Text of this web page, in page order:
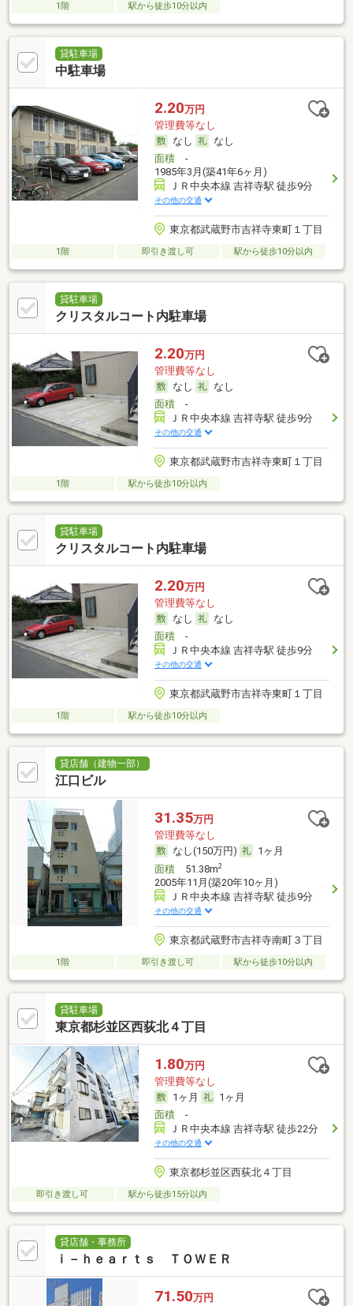
1階 駅から徒歩10分以内
貸駐車場
中駐車場
2.20万円
管理費等なし
なし
なし
面積-
1985年3月(築41年6ヶ月)
ＪＲ中央本線 吉祥寺駅 徒歩9分
その他の交通
東京都武蔵野市吉祥寺東町１丁目
1階 即引き渡し可 駅から徒歩10分以内
貸駐車場
クリスタルコート内駐車場
2.20万円
管理費等なし
なし
なし
面積-
ＪＲ中央本線 吉祥寺駅 徒歩9分
その他の交通
東京都武蔵野市吉祥寺東町１丁目
1階 駅から徒歩10分以内
貸駐車場
クリスタルコート内駐車場
2.20万円
管理費等なし
なし
なし
面積-
ＪＲ中央本線 吉祥寺駅 徒歩9分
その他の交通
東京都武蔵野市吉祥寺東町１丁目
1階 駅から徒歩10分以内
貸店舗（建物一部）
江口ビル
31.35万円
管理費等なし
なし(150万円)
1ヶ月
面積51.38m2
2005年11月(築20年10ヶ月)
ＪＲ中央本線 吉祥寺駅 徒歩9分
その他の交通
東京都武蔵野市吉祥寺南町３丁目
1階 即引き渡し可 駅から徒歩10分以内
貸駐車場
東京都杉並区西荻北４丁目
1.80万円
管理費等なし
1ヶ月
1ヶ月
面積-
ＪＲ中央本線 吉祥寺駅 徒歩22分
その他の交通
東京都杉並区西荻北４丁目
即引き渡し可 駅から徒歩15分以内
貸店舗・事務所
ｉ－ｈｅａｒｔｓ ＴＯＷＥＲ
71.50万円